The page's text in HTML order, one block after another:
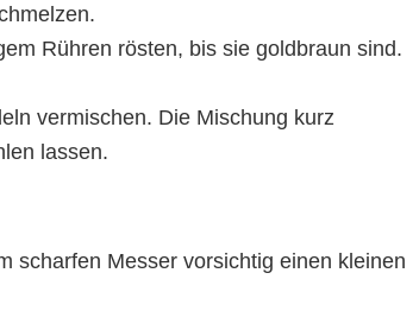
Rühren rösten, bis sie goldbraun sind.
vermischen. Die Mischung kurz
lassen.
scharfen Messer vorsichtig einen kleinen